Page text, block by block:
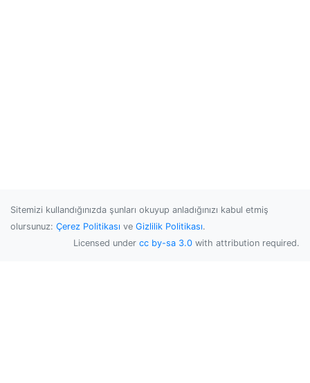
Sitemizi kullandığınızda şunları okuyup anladığınızı kabul etmiş
olursunuz: Çerez Politikası ve Gizlilik Politikası.
Licensed under cc by-sa 3.0 with attribution required.